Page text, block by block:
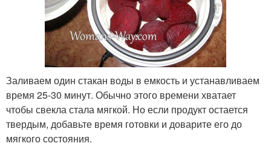
Заливаем один стакан воды в емкость и устанавливаем
время 25-30 минут. Обычно этого времени хватает
чтобы свекла стала мягкой. Но если продукт остается
твердым, добавьте время готовки и доварите его до
мягкого состояния.